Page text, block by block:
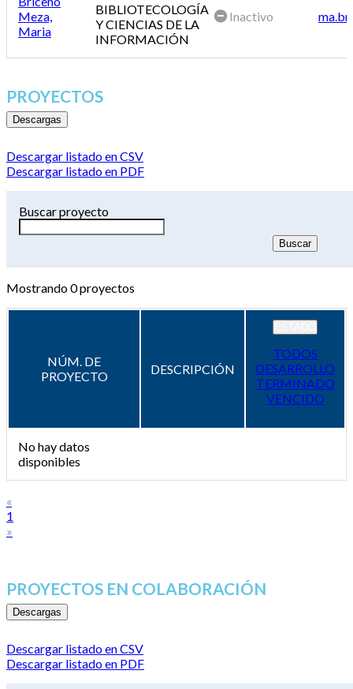
Meza,
Maria
BIBLIOTECOLOGÍA
Y CIENCIAS DE LA
INFORMACIÓN
Inactivo
PROYECTOS
Descargas
Descargar listado en CSV
Descargar listado en PDF
Buscar proyecto
Mostrando0proyectos
NÚM. DE
PROYECTO
DESCRIPCIÓN
TODOS
DESARROLLO
TERMINADO
VENCIDO
No hay datos
disponibles
«
1
»
PROYECTOS EN COLABORACIÓN
Descargas
Descargar listado en CSV
Descargar listado en PDF